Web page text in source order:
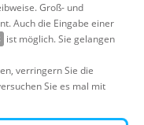
Groß- und
Auch die Eingabe einer
ist möglich. Sie gelangen
verringern Sie die
Sie es mal mit